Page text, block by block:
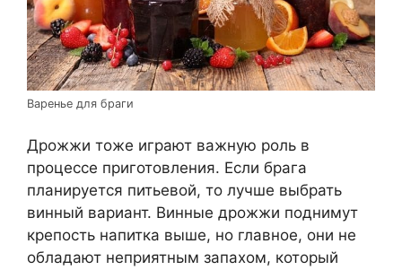
Варенье для браги
Дрожжи тоже играют важную роль в
процессе приготовления. Если брага
планируется питьевой, то лучше выбрать
винный вариант. Винные дрожжи поднимут
крепость напитка выше, но главное, они не
обладают неприятным запахом, который